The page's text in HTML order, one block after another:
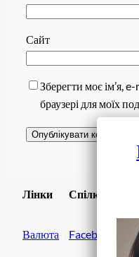
Сайт
Зберегти моє ім’я,
браузері для моїх
Лінки
Валюта
Спілки
Facebook